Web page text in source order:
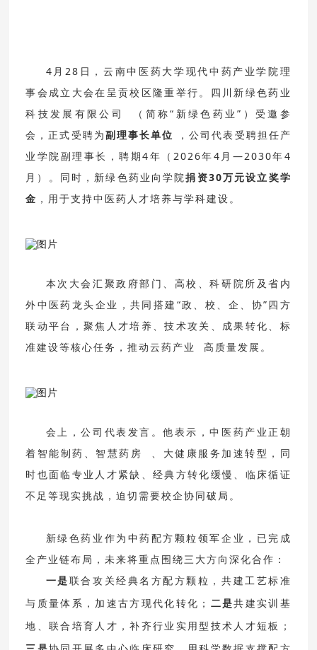
4 月 28 日，云南中医药大学现代中药产业学院理
事会成立大会在呈贡校区隆重举行。 四川新绿色药业
科技发展有限公司
（简称“新绿色药业”）受邀参
会，正式受聘为副理事长单位
，公司代表受聘担任产
业学院副理事长，聘期4年（ 2026年4 月 —2030年4
月）。同时，新绿色药业向学院捐资30万元设立奖学
金 ，用于支持中医药人才培养与学科建设。
本次大会汇聚政府部门、高校、科研院所及省内
外中医药龙头企业，共同搭建 “政、校、企、协”四方
联动平台，聚焦人才培养、技术攻关、成果转化、标
准建设等核心任务，推动云药产业 高质量发展。
会上，公司代表发言。他表示，中医药产业正朝
着智能制药、 智慧药房
、大健康服务加速转型，同
时也面临专业人才紧缺、经典方转化缓慢、临床循证
不足等现实挑战，迫切需要校企协同破局。
新绿色药业作为中药配方颗粒领军企业，已完成
全产业链布局，未来将重点围绕三大方向深化合作：
一是联合攻关经典名方配方颗粒，共建工艺标准
与质量体系，加速古方现代化转化； 二是共建实训基
地、联合培育人才，补齐行业实用型技术人才短板；